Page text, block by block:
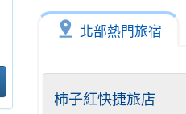
pin_drop 北部熱門旅宿
柿子紅快捷旅店